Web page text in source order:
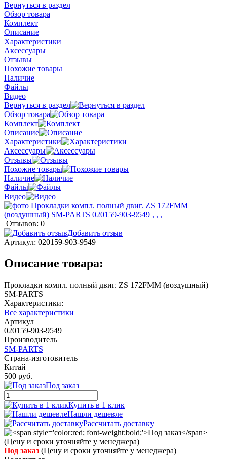
Вернуться в раздел
Обзор товара
Комплект
Описание
Характеристики
Аксессуары
Отзывы
Похожие товары
Наличие
Файлы
Видео
Вернуться в раздел
Обзор товара
Комплект
Описание
Характеристики
Аксессуары
Отзывы
Похожие товары
Наличие
Файлы
Видео
Отзывов: 0
Добавить отзыв
Артикул: 020159-903-9549
Описание товара:
Прокладки компл. полный двиг. ZS 172FMM (воздушный)
SM-PARTS
Характеристики:
Все характеристики
Артикул
020159-903-9549
Производитель
SM-PARTS
Страна-изготовитель
Китай
500 руб.
Под заказ
Купить в 1 клик
Нашли дешевле
Рассчитать доставку
Под заказ (Цену и сроки уточняйте у менеджера)